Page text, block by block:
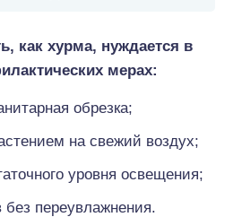
как хурма, нуждается в
мерах:
обрезка;
на свежий воздух;
уровня освещения;
переувлажнения.